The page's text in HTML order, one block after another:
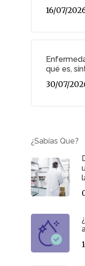
16/07/
qué es,
30/07/
¿Sabías Que?